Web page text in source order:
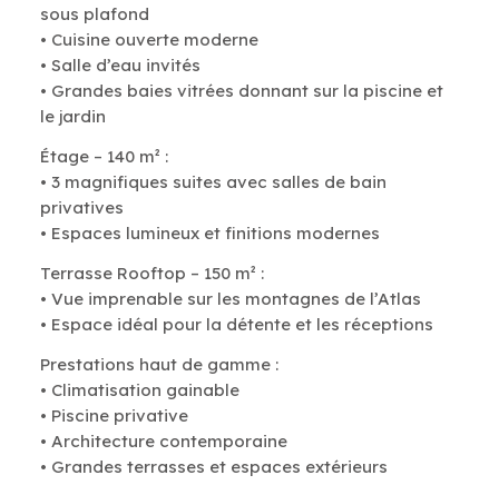
sous plafond
• Cuisine ouverte moderne
• Salle d’eau invités
• Grandes baies vitrées donnant sur la piscine et
le jardin
Étage – 140 m² :
• 3 magnifiques suites avec salles de bain
privatives
• Espaces lumineux et finitions modernes
Terrasse Rooftop – 150 m² :
• Vue imprenable sur les montagnes de l’Atlas
• Espace idéal pour la détente et les réceptions
Prestations haut de gamme :
• Climatisation gainable
• Piscine privative
• Architecture contemporaine
• Grandes terrasses et espaces extérieurs